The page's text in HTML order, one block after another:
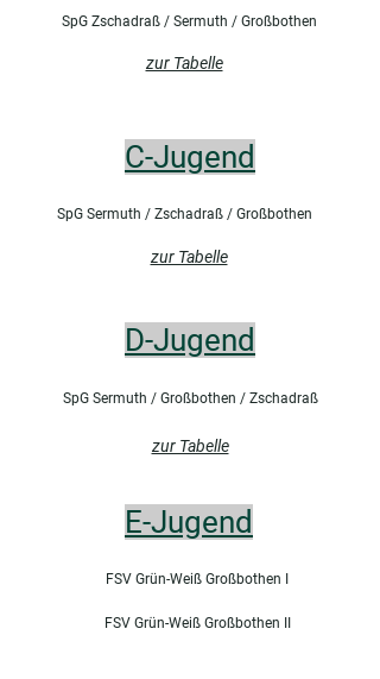
SpG Zschadraß / Sermuth / Großbothen
zur Tabelle
C-Jugend
SpG Sermuth / Zschadraß / Großbothen
zur Tabelle
D-Jugend
SpG Sermuth / Großbothen / Zschadraß
zur Tabelle
E-Jugend
FSV Grün-Weiß Großbothen I
FSV Grün-Weiß Großbothen II